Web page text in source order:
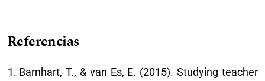
Referencias
Barnhart, T., & van Es, E. (2015). Studying teacher